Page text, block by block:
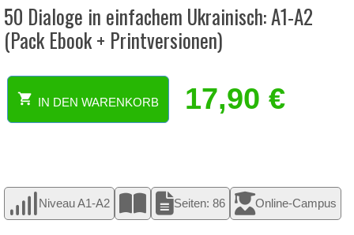
50 Dialoge in einfachem Ukrainisch: A1-A2
(Pack Ebook + Printversionen)
Dialoge
A1-
A2
(Pack
IN DEN WARENKORB 17,90 €
Niveau A1-A2 Seiten: 86 Online-Campus